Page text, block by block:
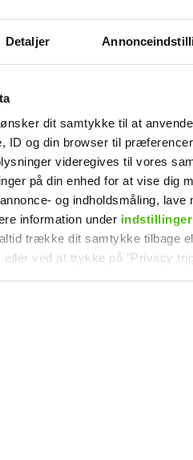
Detaljer
ønsker dit samtykke til at
ID og din browser til
videregives til vores
på din enhed for at vise dig
og indholdsmåling, lave
information under indstillinger
trække dit samtykke tilbage
ved at trykke på "Privacy
cookies fra tredjeparter til at
dine præferencer samt til brug
revser